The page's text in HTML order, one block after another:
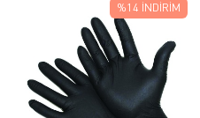
%14 İNDIRIM